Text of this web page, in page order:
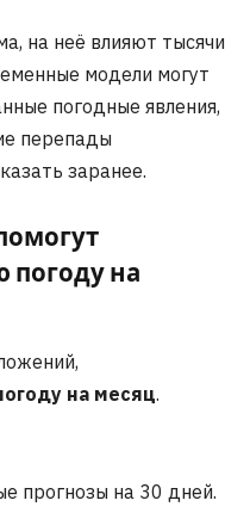
на неё влияют тысячи
модели могут
погодные явления,
перепады
заранее.
погоду на
на месяц.
прогнозы на 30 дней.